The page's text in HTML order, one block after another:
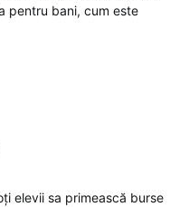
pentru bani, cum este
elevii sa primească burse